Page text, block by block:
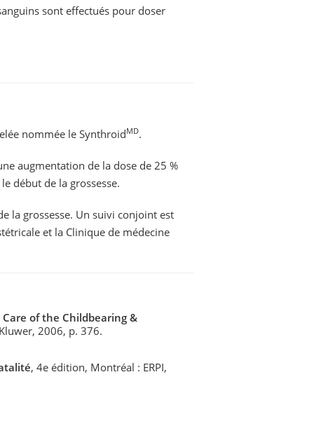
sont effectués pour doser
nommée le SynthroidMD.
augmentation de la dose de 25 %
début de la grossesse.
la grossesse. Un suivi conjoint est
et la Clinique de médecine
of the Childbearing &
2006, p. 376.
, 4e édition, Montréal : ERPI,